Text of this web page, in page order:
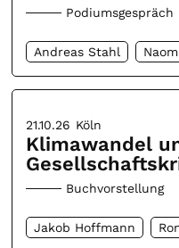
Podiumsgespräch
Andreas Stahl
21.10.26 Köln
Klimawandel
Buchvorstellung
Jakob Hoffmann